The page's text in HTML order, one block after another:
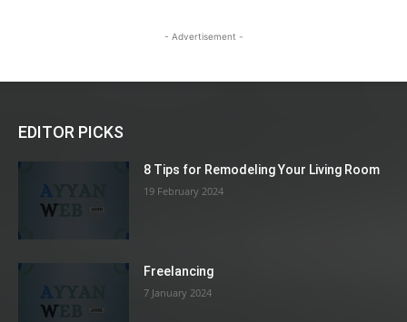
- Advertisement -
EDITOR PICKS
8 Tips for Remodeling Your Living Room
19 February 2024
Freelancing
7 January 2024